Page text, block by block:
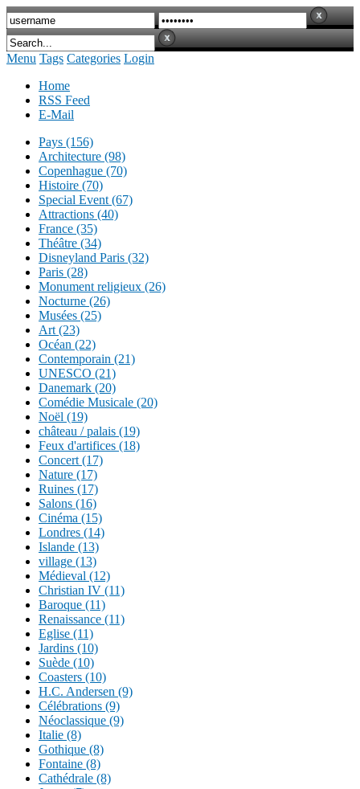
Menu Tags Categories Login
Home
RSS Feed
E-Mail
Pays (156)
Architecture (98)
Copenhague (70)
Histoire (70)
Special Event (67)
Attractions (40)
France (35)
Théâtre (34)
Disneyland Paris (32)
Paris (28)
Monument religieux (26)
Nocturne (26)
Musées (25)
Art (23)
Océan (22)
Contemporain (21)
UNESCO (21)
Danemark (20)
Comédie Musicale (20)
Noël (19)
château / palais (19)
Feux d'artifices (18)
Concert (17)
Nature (17)
Ruines (17)
Salons (16)
Cinéma (15)
Londres (14)
Islande (13)
village (13)
Médieval (12)
Christian IV (11)
Baroque (11)
Renaissance (11)
Eglise (11)
Jardins (10)
Suède (10)
Coasters (10)
H.C. Andersen (9)
Célébrations (9)
Néoclassique (9)
Italie (8)
Gothique (8)
Fontaine (8)
Cathédrale (8)